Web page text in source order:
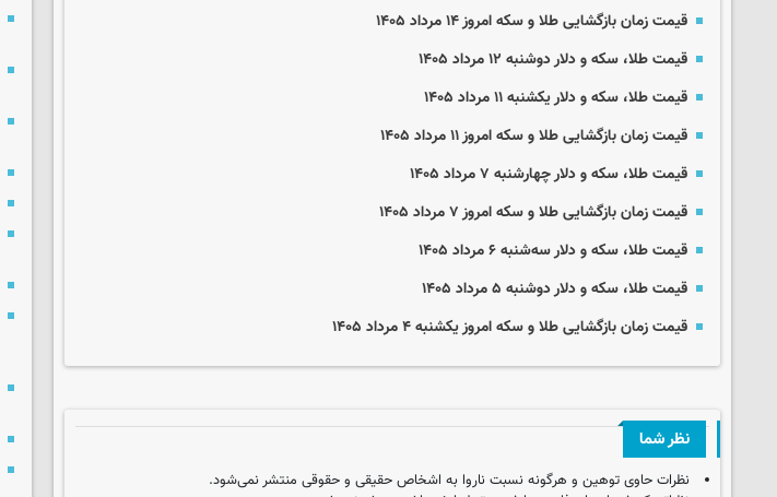
قیمت زمان بازگشایی طلا و سکه امروز ۱۴ مرداد ۱۴۰۵
قیمت طلا، سکه و دلار دوشنبه ۱۲ مرداد ۱۴۰۵
قیمت طلا، سکه و دلار یکشنبه ۱۱ مرداد ۱۴۰۵
قیمت زمان بازگشایی طلا و سکه امروز ۱۱ مرداد ۱۴۰۵
قیمت طلا، سکه و دلار چهارشنبه ۷ مرداد ۱۴۰۵
قیمت زمان بازگشایی طلا و سکه امروز ۷ مرداد ۱۴۰۵
قیمت طلا، سکه و دلار سه‌شنبه ۶ مرداد ۱۴۰۵
قیمت طلا، سکه و دلار دوشنبه ۵ مرداد ۱۴۰۵
قیمت زمان بازگشایی طلا و سکه امروز یکشنبه ۴ مرداد ۱۴۰۵
نظر شما
نظرات حاوی توهین و هرگونه نسبت ناروا به اشخاص حقیقی و حقوقی منتشر نمی‌شود.